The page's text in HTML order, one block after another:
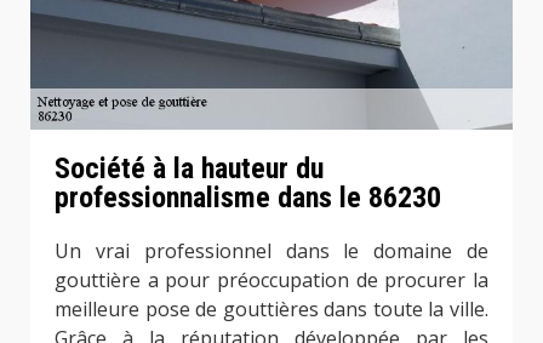
Société à la hauteur du
professionnalisme dans le 86230
Un vrai professionnel dans le domaine de
gouttière a pour préoccupation de procurer la
meilleure pose de gouttières dans toute la ville.